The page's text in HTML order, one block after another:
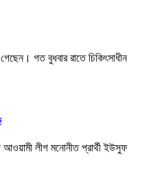
গত বুধবার রাতে চিকিৎসাধীন
আওয়ামী লীগ মনোনীত প্রার্থী ইউসুফ